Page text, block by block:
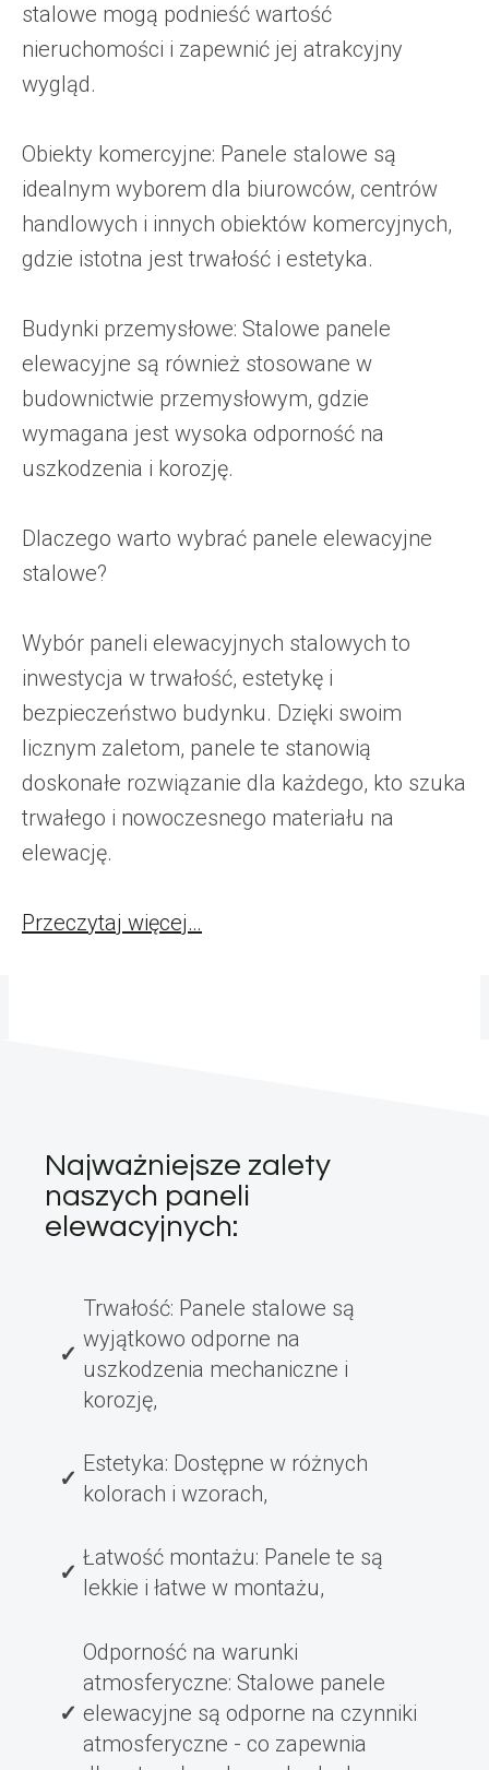
stalowe mogą podnieść wartość
nieruchomości i zapewnić jej atrakcyjny
wygląd.
Obiekty komercyjne: Panele stalowe są
idealnym wyborem dla biurowców, centrów
handlowych i innych obiektów komercyjnych,
gdzie istotna jest trwałość i estetyka.
Budynki przemysłowe: Stalowe panele
elewacyjne są również stosowane w
budownictwie przemysłowym, gdzie
wymagana jest wysoka odporność na
uszkodzenia i korozję.
Dlaczego warto wybrać panele elewacyjne
stalowe?
Wybór paneli elewacyjnych stalowych to
inwestycja w trwałość, estetykę i
bezpieczeństwo budynku. Dzięki swoim
licznym zaletom, panele te stanowią
doskonałe rozwiązanie dla każdego, kto szuka
trwałego i nowoczesnego materiału na
elewację.
Przeczytaj więcej…
Najważniejsze zalety
naszych paneli
elewacyjnych:
Trwałość: Panele stalowe są
wyjątkowo odporne na
uszkodzenia mechaniczne i
korozję,
Estetyka: Dostępne w różnych
kolorach i wzorach,
Łatwość montażu: Panele te są
lekkie i łatwe w montażu,
Odporność na warunki
atmosferyczne: Stalowe panele
elewacyjne są odporne na czynniki
atmosferyczne - co zapewnia